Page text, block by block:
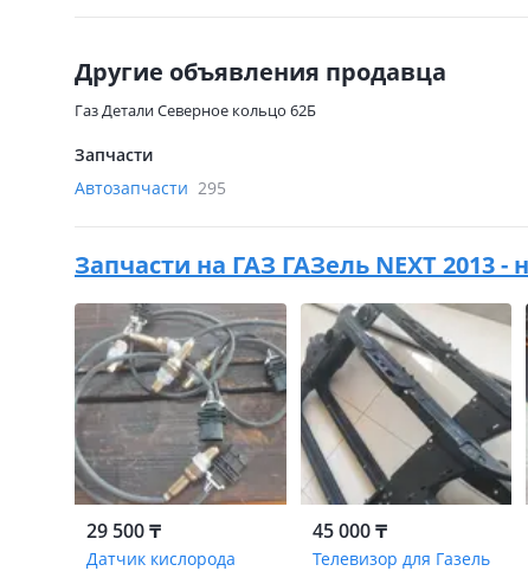
Другие объявления продавца
Газ Детали Северное кольцо 62Б
Запчасти
Автозапчасти 295
Запчасти на ГАЗ ГАЗель NEXT 2013 -
29 500 ₸
Датчик кислорода
45 000 ₸
Телевизор для Газель